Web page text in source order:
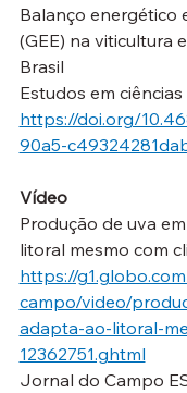
Balanço energético
(GEE) na viticultura
Brasil
Estudos em
https://doi.org/
90a5-
Vídeo
Produção de uva
litoral mesmo com
https://
campo/video/
adapta-ao-litoral-
12362751.ghtml
Jornal do Campo